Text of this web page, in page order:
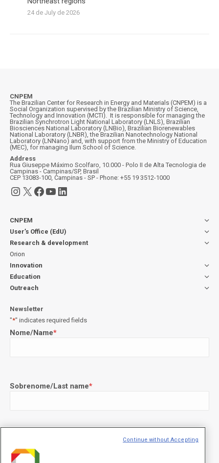
24 de July de 2026
CNPEM
The Brazilian Center for Research in Energy and Materials (CNPEM) is a
Social Organization supervised by the Brazilian Ministry of Science,
Technology and Innovation (MCTI). It is responsible for managing the
Brazilian Synchrotron Light National Laboratory (LNLS), Brazilian
Biosciences National Laboratory (LNBio), Brazilian Biorenewables
National Laboratory (LNBR), the Brazilian Nanotechnology National
Laboratory (LNNano) and, with support from the Ministry of Education
(MEC), for managing Ilum School of Science.
Address
Rua Giuseppe Máximo Scolfaro, 10.000 - Polo II de Alta Tecnologia de
Campinas - Campinas/SP, Brasil
CEP 13083-100, Campinas - SP - Phone: +55 19 3512-1000
Instagram
X Facebook
YouTube
LinkedIn
CNPEM
User’s Office (EdU)
Research & development
Orion
Innovation
Education
Outreach
Newsletter
"*" indicates required fields
Nome/Name*
Sobrenome/Last name*
Continue without Accepting